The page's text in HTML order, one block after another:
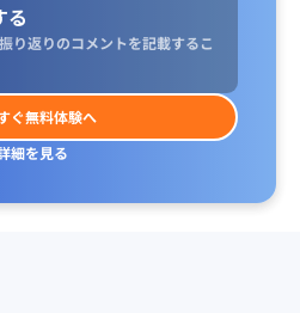
る
り返りのコメントを記載するこ
ぐ無料体験へ
細を見る